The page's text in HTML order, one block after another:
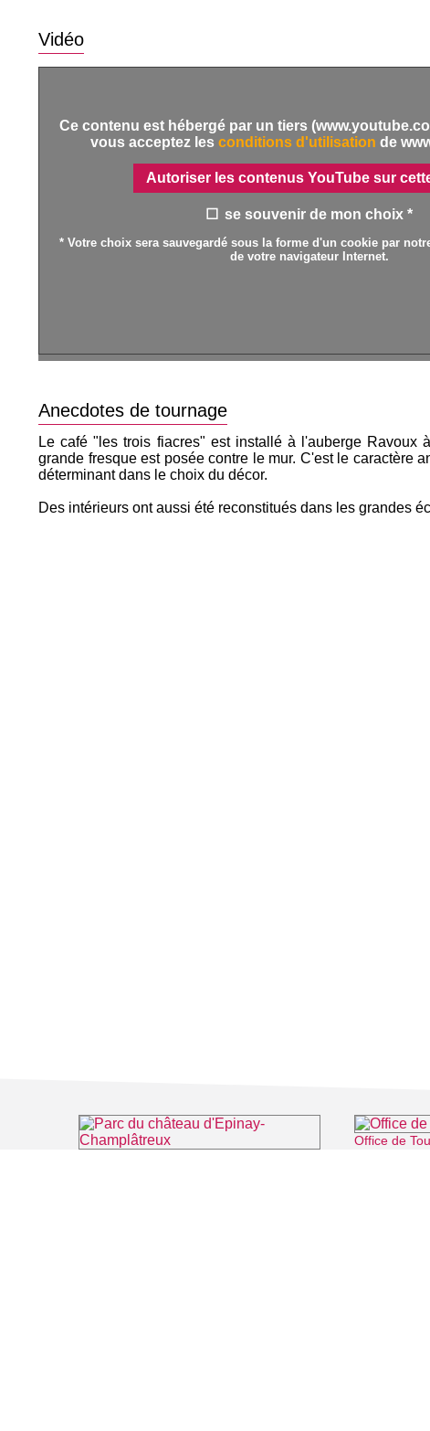
Vidéo
Ce contenu est hébergé par un tiers
vous acceptez les conditions d'utilisation de
Autoriser les contenus YouTube sur
se souvenir de mon choix *
* Votre choix sera sauvegardé sous la forme d'un cookie par
de votre navigateur Internet.
Anecdotes de tournage
Le café "les trois fiacres" est installé à l'auberge Ravoux
grande fresque est posée contre le mur. C'est le caractère
déterminant dans le choix du décor.
Des intérieurs ont aussi été reconstitués dans les grandes
Office de